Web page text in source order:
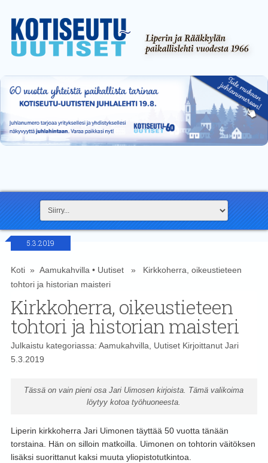
5.3.2019
Koti» Aamukahvilla• Uutiset» Kirkkoherra, oikeustieteen
tohtori ja historian maisteri
Kirkkoherra, oikeustieteen
tohtori ja historian maisteri
Julkaistu kategoriassa: Aamukahvilla, UutisetKirjoittanut Jari
5.3.2019
Tässä on vain pieni osa Jari Uimosen kirjoista. Tämä valikoima
löytyy kotoa työhuoneesta.
Liperin kirkkoherra Jari Uimonen täyttää 50 vuotta tänään
torstaina. Hän on silloin matkoilla. Uimonen on tohtorin väitöksen
lisäksi suorittanut kaksi muuta yliopistotutkintoa.